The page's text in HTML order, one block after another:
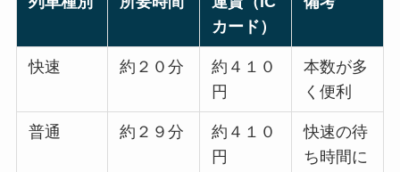
カード）
快速 約２０分
約４１０
円
本数が多
く便利
普通 約２９分
約４１０
円
快速の待
ち時間に